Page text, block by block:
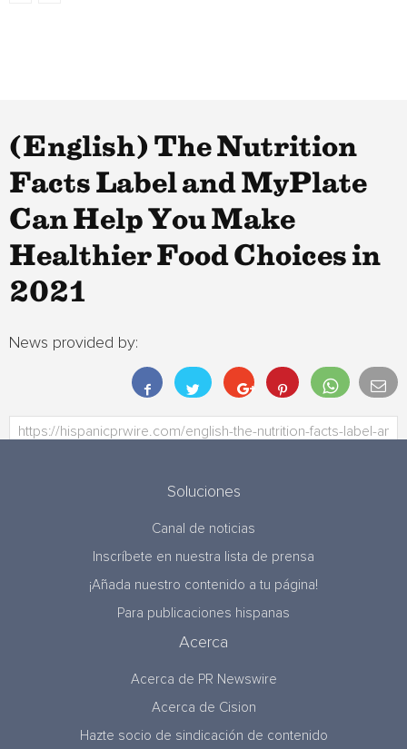
(English) The Nutrition
Facts Label and MyPlate
Can Help You Make
Healthier Food Choices in
2021
News provided by:
Soluciones
Canal de noticias
Inscríbete en nuestra lista de prensa
¡Añada nuestro contenido a tu página!
Para publicaciones hispanas
Acerca
Acerca de PR Newswire
Acerca de Cision
Hazte socio de sindicación de contenido